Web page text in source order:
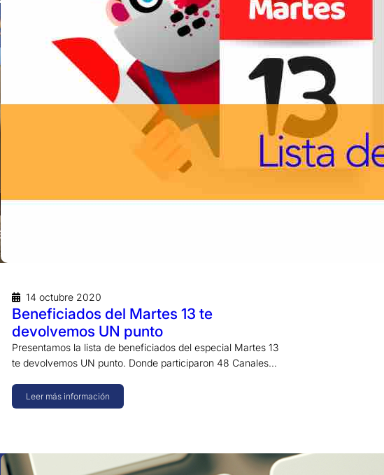
14 octubre 2020
Beneficiados del Martes 13 te
devolvemos UN punto
Presentamos la lista de beneficiados del especial Martes 13
te devolvemos UN punto. Donde participaron 48 Canales…
Leer más información